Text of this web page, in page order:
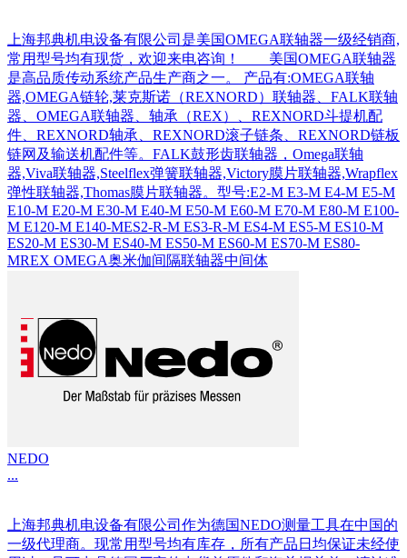
上海邦典机电设备有限公司是美国OMEGA联轴器一级经销商,
常用型号均有现货，欢迎来电咨询！ 美国OMEGA联轴器
是高品质传动系统产品生产商之一。 产品有:OMEGA联轴
器,OMEGA链轮,莱克斯诺（REXNORD）联轴器、FALK联轴
器、OMEGA联轴器、轴承（REX）、REXNORD斗提机配
件、REXNORD轴承、REXNORD滚子链条、REXNORD链板
链网及输送机配件等。FALK鼓形齿联轴器，Omega联轴
器,Viva联轴器,Steelflex弹簧联轴器,Victory膜片联轴器,Wrapflex
弹性联轴器,Thomas膜片联轴器。型号:E2-M E3-M E4-M E5-M
E10-M E20-M E30-M E40-M E50-M E60-M E70-M E80-M E100-
M E120-M E140-MES2-R-M ES3-R-M ES4-M ES5-M ES10-M
ES20-M ES30-M ES40-M ES50-M ES60-M ES70-M ES80-
MREX OMEGA奥米伽间隔联轴器中间体
NEDO
...
上海邦典机电设备有限公司作为德国NEDO测量工具在中国的
一级代理商。现常用型号均有库存，所有产品日均保证未经使